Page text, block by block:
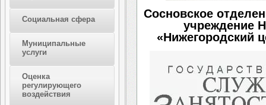
Социальная сфера
Муниципальные
услуги
Оценка
регулирующего
воздействия
Сосновское
учреждение
«Нижегородский